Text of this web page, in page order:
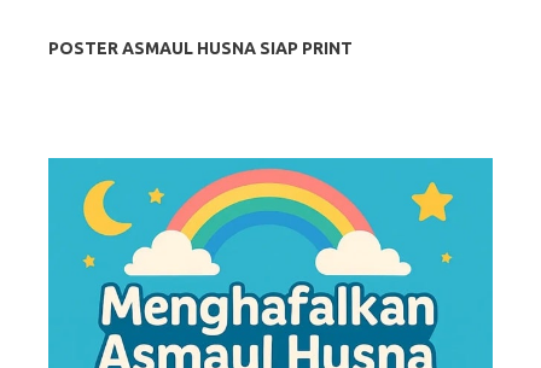
POSTER ASMAUL HUSNA SIAP PRINT